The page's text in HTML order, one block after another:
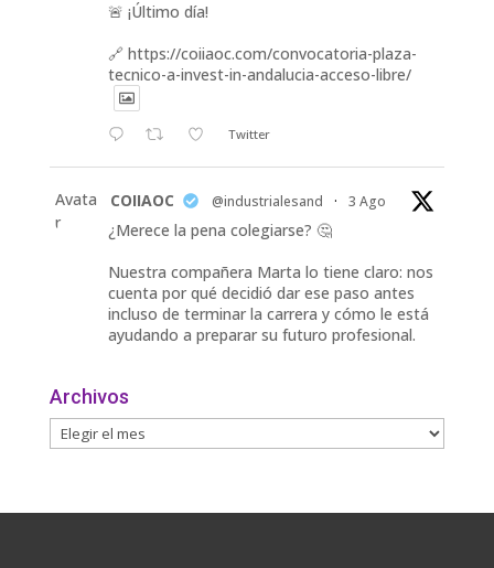
🚨 ¡Último día!
🔗 https://coiiaoc.com/convocatoria-plaza-
tecnico-a-invest-in-andalucia-acceso-libre/
Twitter
Avata
r
COIIAOC @industrialesand · 3 Ago
¿Merece la pena colegiarse? 🤔
Nuestra compañera Marta lo tiene claro: nos
cuenta por qué decidió dar ese paso antes
incluso de terminar la carrera y cómo le está
ayudando a preparar su futuro profesional.
🤝 Contacto con profesionales y empresas.
💼
Archivos